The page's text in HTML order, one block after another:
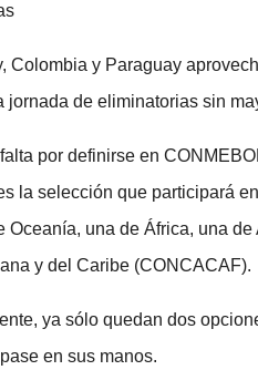
Colombia y Paraguay
jornada de eliminatorias sin
por definirse en
la selección que participará
Oceanía, una de África, una
y del Caribe (CONCACAF).
ya sólo quedan dos
en sus manos.